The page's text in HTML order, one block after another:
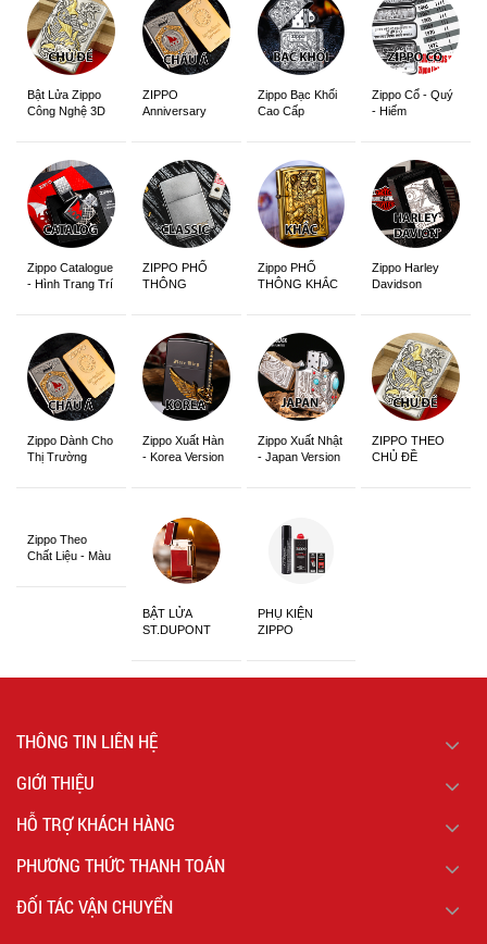
Bật Lửa Zippo
Công Nghệ 3D
ZIPPO
Anniversary
Zippo Bạc Khối
Cao Cấp
Zippo Cổ - Quý
- Hiếm
Zippo Catalogue
- Hình Trang Trí
ZIPPO PHỔ
THÔNG
Zippo PHỔ
THÔNG KHẮC
Zippo Harley
Davidson
Zippo Dành Cho
Thị Trường
Zippo Xuất Hàn
- Korea Version
Zippo Xuất Nhật
- Japan Version
ZIPPO THEO
CHỦ ĐỀ
Zippo Theo
Chất Liệu - Màu
BẬT LỬA
ST.DUPONT
PHỤ KIỆN
ZIPPO
THÔNG TIN LIÊN HỆ
GIỚI THIỆU
HỖ TRỢ KHÁCH HÀNG
PHƯƠNG THỨC THANH TOÁN
ĐỐI TÁC VẬN CHUYỂN